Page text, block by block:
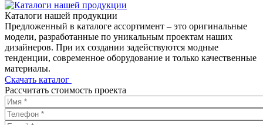
Каталоги нашей продукции
Предложенный в каталоге ассортимент – это оригинальные
модели, разработанные по уникальным проектам наших
дизайнеров. При их создании задействуются модные
тенденции, современное оборудование и только качественные
материалы.
Скачать каталог
Рассчитать стоимость проекта